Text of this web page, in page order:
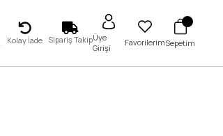
Kolay İade Sipariş TakipÜye
Girişi
FavorilerimSepetim